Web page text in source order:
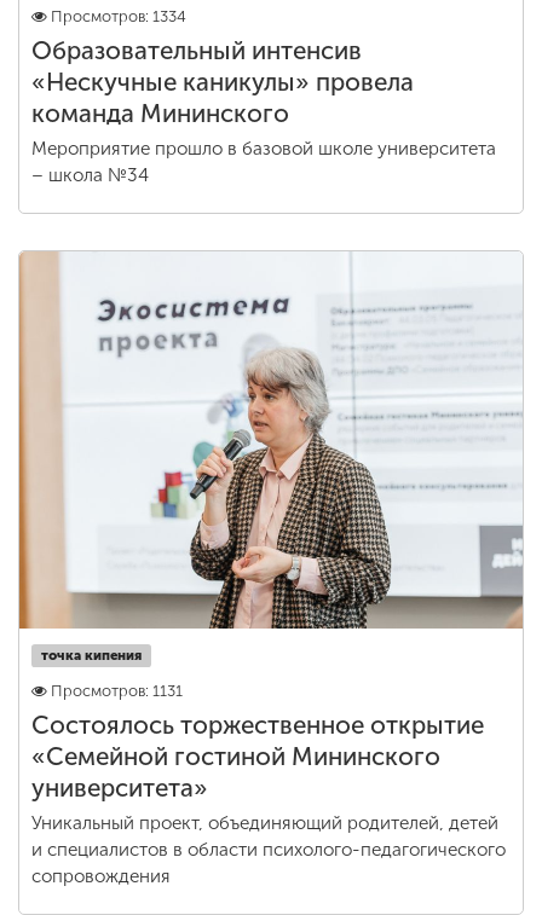
Просмотров: 1334
Образовательный интенсив
«Нескучные каникулы» провела
команда Мининского
Мероприятие прошло в базовой школе университета
– школа №34
точка кипения
Просмотров: 1131
Состоялось торжественное открытие
«Семейной гостиной Мининского
университета»
Уникальный проект, объединяющий родителей, детей
и специалистов в области психолого-педагогического
сопровождения